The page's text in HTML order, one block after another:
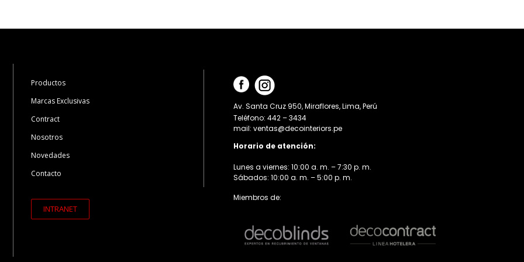
Productos
Marcas Exclusivas
Contract
Nosotros
Novedades
Contacto
INTRANET
Av. Santa Cruz 950, Miraflores, Lima, Perú
Teléfono: 442 – 3434
mail: ventas@decointeriors.pe
Horario de atención:
Lunes a viernes: 10:00 a. m. – 7:30 p. m.
Sábados: 10:00 a. m. – 5:00 p. m.
Miembros de: